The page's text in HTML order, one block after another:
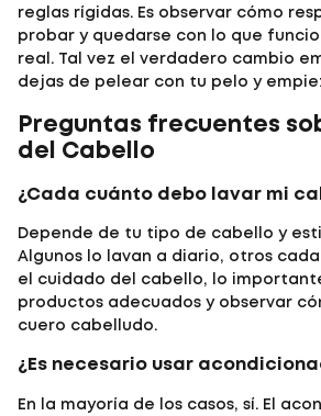
reglas rígidas. Es observar cómo
probar y quedarse con lo que
real. Tal vez el verdadero cambio
dejas de pelear con tu pelo y
Preguntas frecuentes
del Cabello
¿Cada cuánto debo lavar mi
Depende de tu tipo de cabello y
Algunos lo lavan a diario, otros cada
el cuidado del cabello, lo
productos adecuados y observar
cuero cabelludo.
¿Es necesario usar
En la mayoría de los casos, sí. El